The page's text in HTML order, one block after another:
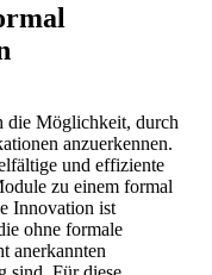
die Möglichkeit, durch
anzuerkennen.
und effiziente
zu einem formal
Innovation ist
ohne formale
anerkannten